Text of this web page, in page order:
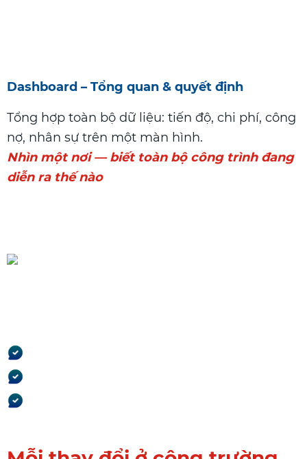
Dashboard – Tổng quan & quyết định
Tổng hợp toàn bộ dữ liệu: tiến độ, chi phí, công
nợ, nhân sự trên một màn hình.
Nhìn một nơi — biết toàn bộ công trình đang
diễn ra thế nào